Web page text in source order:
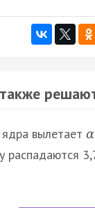
вылетает α
распадаются